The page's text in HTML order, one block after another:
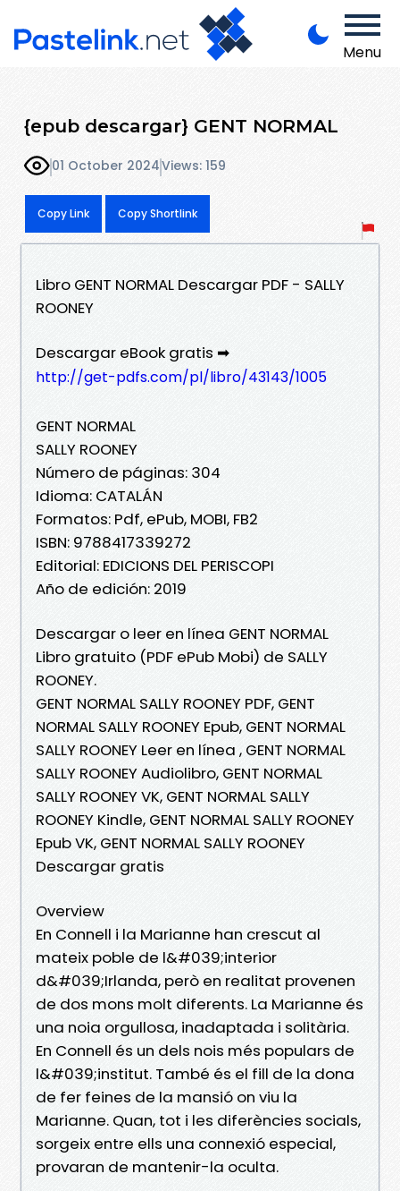
Menu
{epub descargar} GENT NORMAL
01 October 2024Views: 159
Copy Link Copy Shortlink
Libro GENT NORMAL Descargar PDF - SALLY
ROONEY
Descargar eBook gratis ➡
http://get-pdfs.com/pl/libro/43143/1005
GENT NORMAL
SALLY ROONEY
Número de páginas: 304
Idioma: CATALÁN
Formatos: Pdf, ePub, MOBI, FB2
ISBN: 9788417339272
Editorial: EDICIONS DEL PERISCOPI
Año de edición: 2019
Descargar o leer en línea GENT NORMAL
Libro gratuito (PDF ePub Mobi) de SALLY
ROONEY.
GENT NORMAL SALLY ROONEY PDF, GENT
NORMAL SALLY ROONEY Epub, GENT NORMAL
SALLY ROONEY Leer en línea , GENT NORMAL
SALLY ROONEY Audiolibro, GENT NORMAL
SALLY ROONEY VK, GENT NORMAL SALLY
ROONEY Kindle, GENT NORMAL SALLY ROONEY
Epub VK, GENT NORMAL SALLY ROONEY
Descargar gratis
Overview
En Connell i la Marianne han crescut al
mateix poble de l&#039;interior
d&#039;Irlanda, però en realitat provenen
de dos mons molt diferents. La Marianne és
una noia orgullosa, inadaptada i solitària.
En Connell és un dels nois més populars de
l&#039;institut. També és el fill de la dona
de fer feines de la mansió on viu la
Marianne. Quan, tot i les diferències socials,
sorgeix entre ells una connexió especial,
provaran de mantenir-la oculta.